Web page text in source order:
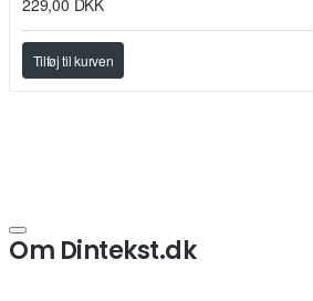
Tilføj til kurven
Om Dintekst.dk